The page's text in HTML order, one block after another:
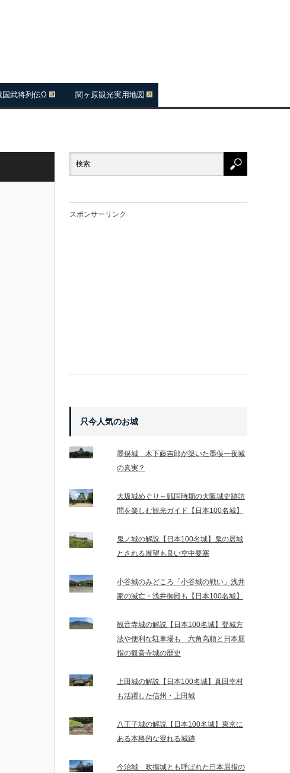
国武将列伝Ω 関ヶ原観光実用地図
スポンサーリンク
只今人気のお城
墨俣城 木下藤吉郎が築いた墨俣一夜城
の真実？
大坂城めぐり～戦国時期の大阪城史跡訪
問を楽しむ観光ガイド【日本100名城】
鬼ノ城の解説【日本100名城】鬼の居城
とされる展望も良い空中要塞
小谷城のみどころ「小谷城の戦い」浅井
家の滅亡・浅井御殿も【日本100名城】
観音寺城の解説【日本100名城】登城方
法や便利な駐車場も 六角高頼と日本屈
指の観音寺城の歴史
上田城の解説【日本100名城】真田幸村
も活躍した信州・上田城
八王子城の解説【日本100名城】東京に
ある本格的な登れる城跡
今治城 吹揚城とも呼ばれた日本屈指の